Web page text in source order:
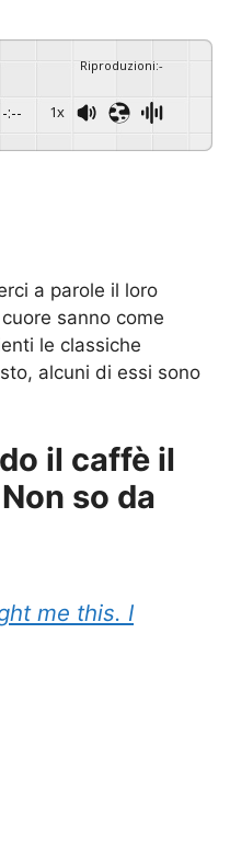
Riproduzioni:-
-:-- 1x
a parole il loro
sanno come
le classiche
alcuni di essi sono
il caffè il
so da
me this. I